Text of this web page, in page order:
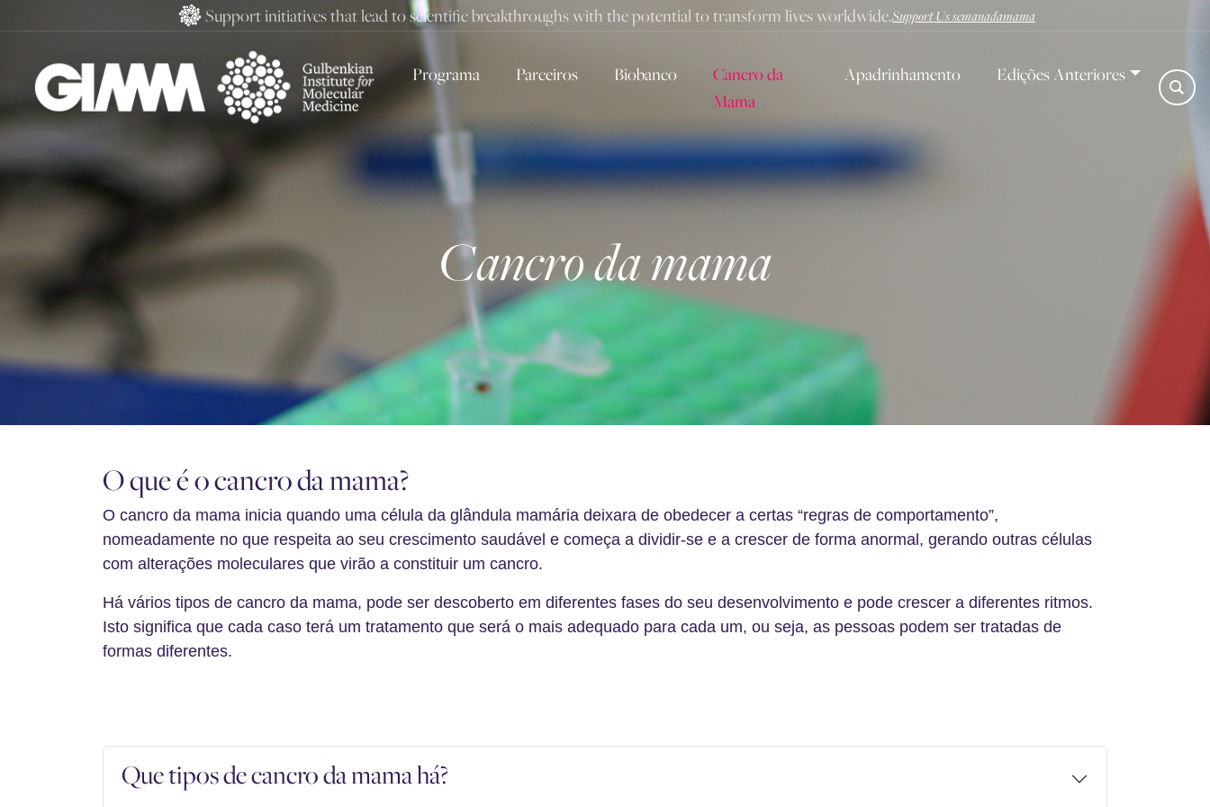
to
Support initiatives that lead to scientific breakthroughs with the potential to transform lives worldwide.Support Us semanadamama
Programa Parceiros Biobanco
Cancro da
Mama
Apadrinhamento Edições Anteriores
Cancro da mama
O que é o cancro da mama?
O cancro da mama inicia quando uma célula da glândula mamária deixara de obedecer a certas “regras de comportamento”,
nomeadamente no que respeita ao seu crescimento saudável e começa a dividir-se e a crescer de forma anormal, gerando outras células
com alterações moleculares que virão a constituir um cancro.
Há vários tipos de cancro da mama, pode ser descoberto em diferentes fases do seu desenvolvimento e pode crescer a diferentes ritmos.
Isto significa que cada caso terá um tratamento que será o mais adequado para cada um, ou seja, as pessoas podem ser tratadas de
formas diferentes.
Que tipos de cancro da mama há?